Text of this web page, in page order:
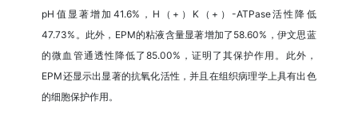
pH值显著增加41.6%，H（+）K（+）-ATPase活性降低
47.73%。此外，EPM的粘液含量显著增加了58.60%，伊文思蓝
的微血管通透性降低了85.00%，证明了其保护作用。此外，
EPM还显示出显著的抗氧化活性，并且在组织病理学上具有出色
的细胞保护作用。